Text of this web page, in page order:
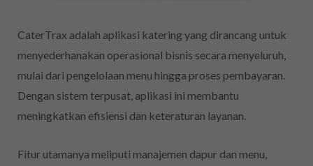
CaterTrax adalah aplikasi katering yang dirancang untuk
menyederhanakan operasional bisnis secara menyeluruh,
mulai dari pengelolaan menu hingga proses pembayaran.
Dengan sistem terpusat, aplikasi ini membantu
meningkatkan efisiensi dan keteraturan layanan.
Fitur utamanya meliputi manajemen dapur dan menu,